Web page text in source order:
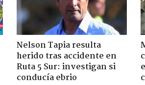
Nelson Tapia resulta
herido tras accidente en
Ruta 5 Sur: investigan si
conducía ebrio